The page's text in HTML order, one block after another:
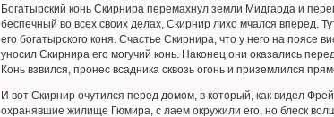
Богатырский конь Скирнира перемахнул земли Мидгарда и
беспечный во всех своих делах, Скирнир лихо мчался вперед.
его богатырского коня. Счастье Скирнира, что у него на
уносил Скирнира его могучий конь. Наконец они оказались
Конь взвился, пронес всадника сквозь огонь и приземлился
И вот Скирнир очутился перед домом, в который, как видел
охранявшие жилище Гюмира, с лаем окружили его, но блеск